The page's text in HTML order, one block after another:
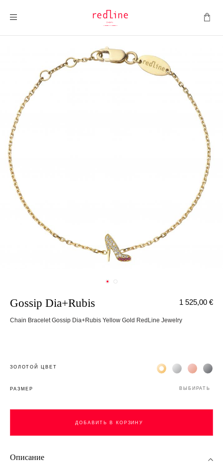
Gossip Dia+Rubis
Chain Bracelet Gossip Dia+Rubis Yellow Gold RedLine Jewelry
1 525,00 €
ЗОЛОТОЙ ЦВЕТ Жёлтое золото 18К
Белое золото
Розовое
РАЗМЕР ВЫБИРАТЬ
ДОБАВИТЬ В КОРЗИНУ
ДОБАВИТЬ В КОРЗИНУ
Описание